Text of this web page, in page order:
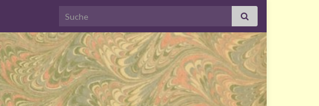
Search for: